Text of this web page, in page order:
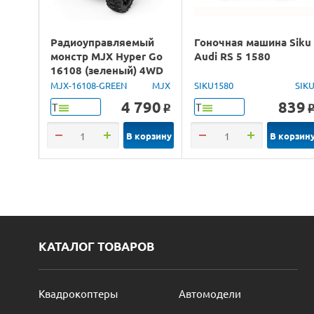
Радиоуправляемый
монстр MJX Hyper Go
16108 (зеленый) 4WD
2.4G LED 1/16 RTR
MJX-16108-GREEN MJX
Т 4 790 o
В корзину
Гоночная машина Siku
Audi RS 5 1580
SIKU1580 SIKU
Т 839 o
В
КАТАЛОГ ТОВАРОВ
Квадрокоптеры
Автомодели